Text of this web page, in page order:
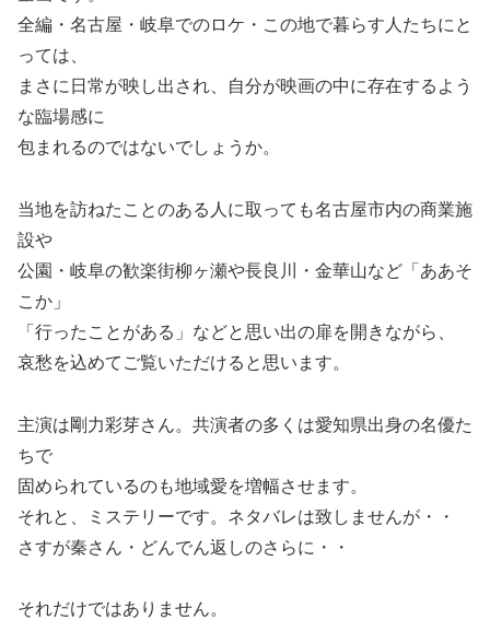
全編・名古屋・岐阜でのロケ・この地で暮らす人たちにと
っては、
まさに日常が映し出され、自分が映画の中に存在するよう
な臨場感に
包まれるのではないでしょうか。
当地を訪ねたことのある人に取っても名古屋市内の商業施
設や
公園・岐阜の歓楽街柳ヶ瀬や長良川・金華山など「ああそ
こか」
「行ったことがある」などと思い出の扉を開きながら、
哀愁を込めてご覧いただけると思います。
主演は剛力彩芽さん。共演者の多くは愛知県出身の名優た
ちで
固められているのも地域愛を増幅させます。
それと、ミステリーです。ネタバレは致しませんが・・
さすが秦さん・どんでん返しのさらに・・
それだけではありません。